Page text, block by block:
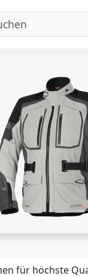
für höchste